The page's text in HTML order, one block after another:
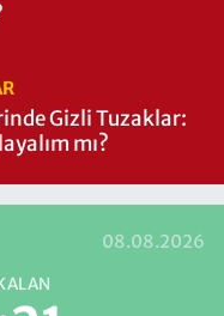
Gizli Tuzaklar:
mı?
08.08.2026